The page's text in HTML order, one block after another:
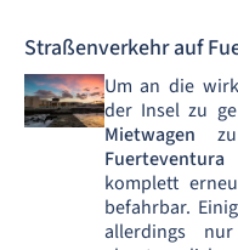
Straßenverkehr auf
Um an die
der Insel zu
Mietwagen
Fuerteventura
komplett
befahrbar.
allerdings